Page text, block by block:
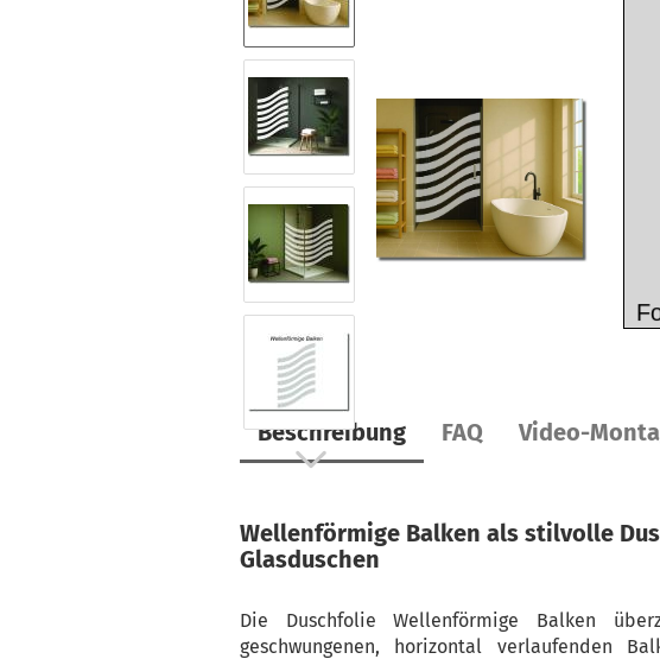
Beschreibung FAQ Video-
Wellenförmige Balken als stilvolle
Glasduschen
Die Duschfolie Wellenförmige Balken
geschwungenen, horizontal verlaufenden